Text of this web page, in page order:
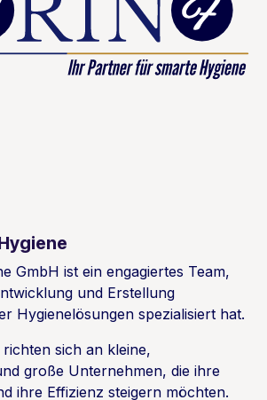
GmbH ist ein engagiertes Team,
und Erstellung
Hygienelösungen spezialisiert hat.
sich an kleine,
große Unternehmen, die ihre
ihre Effizienz steigern möchten.